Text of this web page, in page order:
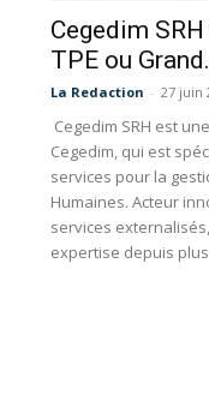
Cegedim
TPE ou
La Redaction - 27 juin
Cegedim SRH est
Cegedim, qui est
services pour la
Humaines. Acteur
services
expertise depuis